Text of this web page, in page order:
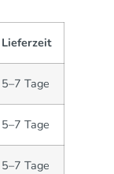
Lieferzeit
5–7 Tage
5–7 Tage
5–7 Tage